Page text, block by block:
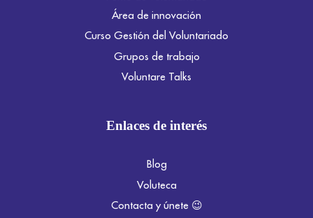
Área de innovación
Curso Gestión del Voluntariado
Grupos de trabajo
Voluntare Talks
Enlaces de interés
Blog
Voluteca
Contacta y únete 😉